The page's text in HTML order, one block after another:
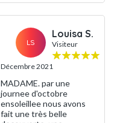
LS
Louisa S.
Visiteur
Décembre 2021
MADAME. par une
journee d'octobre
ensoleillee nous avons
fait une très belle